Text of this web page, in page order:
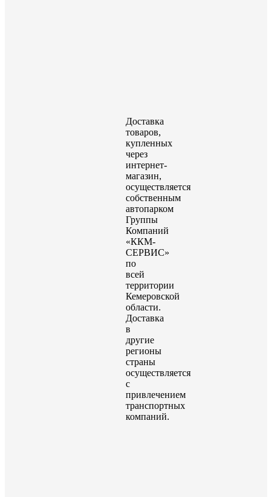
Доставка
товаров,
купленных
через
интернет-
магазин,
осуществляется
собственным
автопарком
Группы
Компаний
«ККМ-
СЕРВИС»
по
всей
территории
Кемеровской
области.
Доставка
в
другие
регионы
страны
осуществляется
с
привлечением
транспортных
компаний.